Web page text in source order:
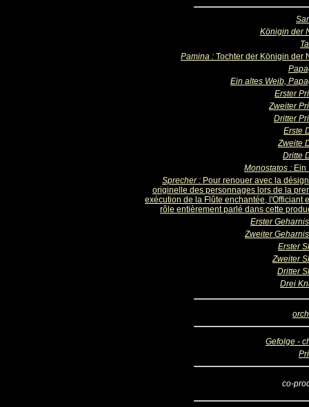
Königin der
Pamina : Tochter der Königin der
Ein altes Weib,
Erster
Zweiter
Dritter
Erste
Zweite
Dritte
Monostatos : Ein
Sprecher : Pour renouer avec la
originelle des personnages lors de la
exécution de la Flûte enchantée, l'Officiant
rôle entièrement parlé dans cette
Erster
Zweiter
Erster
Zweiter
Dritter
Drei
Gefolge -
co-